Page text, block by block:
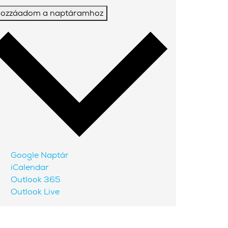
a naptáramhoz
Google Naptár
iCalendar
Outlook 365
Outlook Live